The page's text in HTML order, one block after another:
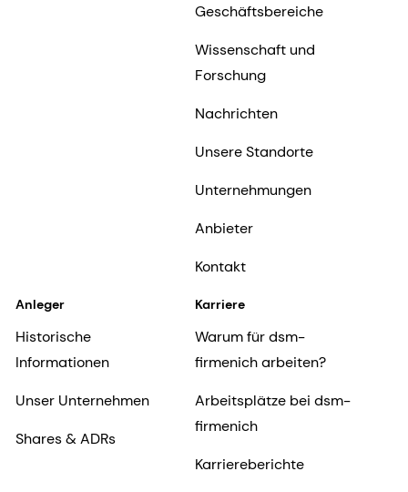
Geschäftsbereiche
Wissenschaft und
Forschung
Nachrichten
Unsere Standorte
Unternehmungen
Anbieter
Kontakt
Anleger
Historische
Informationen
Unser Unternehmen
Shares & ADRs
Karriere
Warum für dsm-
firmenich arbeiten?
Arbeitsplätze bei dsm-
firmenich
Karriereberichte